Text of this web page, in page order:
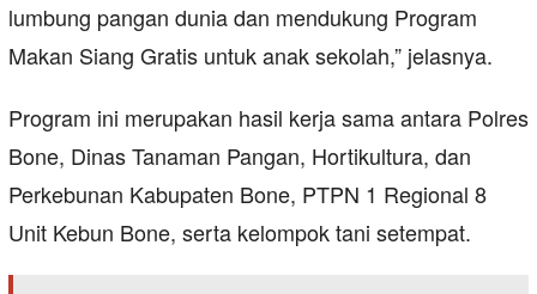
lumbung pangan dunia dan mendukung Program
Makan Siang Gratis untuk anak sekolah,” jelasnya.
Program ini merupakan hasil kerja sama antara Polres
Bone, Dinas Tanaman Pangan, Hortikultura, dan
Perkebunan Kabupaten Bone, PTPN 1 Regional 8
Unit Kebun Bone, serta kelompok tani setempat.